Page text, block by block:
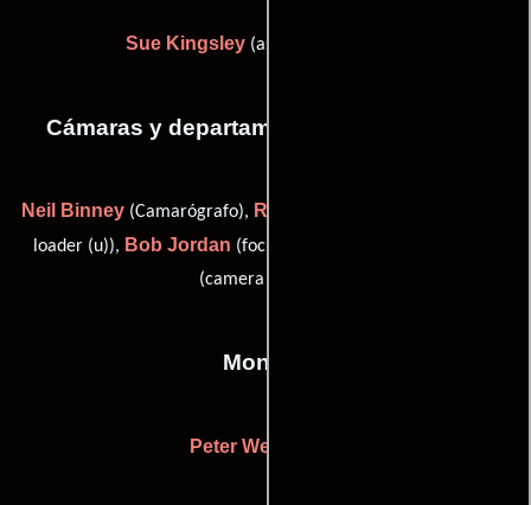
Sue Kingsley (assistant editor (u))
Cámaras y departamento de electricidad
Neil Binney (Camarógrafo), Roderick Barron
loader (u)), Bob Jordan (focus puller (u)) y
(camera grip (u))
Montaje
Peter Weatherley